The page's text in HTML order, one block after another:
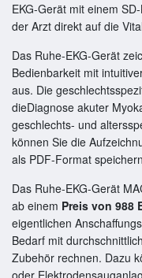
EKG-Gerät mit einem
der Arzt direkt auf die
Das Ruhe-EKG-Gerät
Bedienbarkeit mit
aus. Die
dieDiagnose akuter
geschlechts- und
können Sie die
als PDF-Format
Das Ruhe-EKG-Gerät
ab einem Preis von 988
eigentlichen
Bedarf mit durchschnittlich
Zubehör rechnen. Dazu
oder